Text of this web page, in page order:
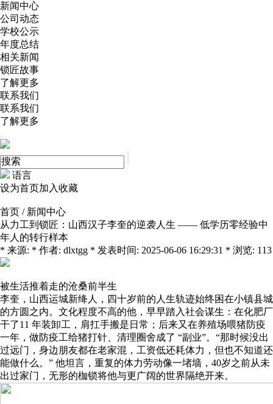
新闻中心
公司动态
学校公示
年度总结
相关新闻
锁匠故事
了解更多
联系我们
联系我们
了解更多
语言
设为首页加入收藏
首页 / 新闻中心
从力工到锁匠：山西汉子李奎的逆袭人生 —— 低学历零经验中
年人的转行样本
* 来源: * 作者: dlxtgg * 发表时间: 2025-06-06 16:29:31 * 浏览: 113
被生活推着走的沧桑前半生
李奎，山西运城新绛人，四十岁前的人生轨迹始终困在小镇县城
的方圆之内。文化程度不高的他，早早踏入社会谋生：在化肥厂
干了11 年装卸工，肩扛手搬是日常；后来又在养殖场喂猪防疫
一年，做防疫工给猪打针、清理圈舍成了 “副业”。“那时候没出
过远门，身边朋友都在老家混，工资低还耗体力，但也不知道还
能做什么。” 他坦言，重复的体力劳动像一堵墙，40岁之前从未
出过家门，无形的枷锁将他与更广阔的世界隔绝开来。